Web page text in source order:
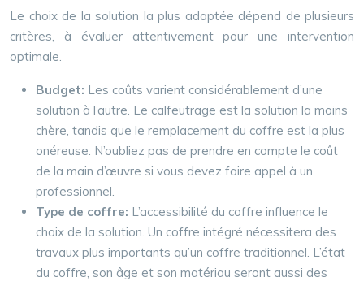
Le choix de la solution la plus adaptée dépend de plusieurs
critères, à évaluer attentivement pour une intervention
optimale.
Budget: Les coûts varient considérablement d’une
solution à l’autre. Le calfeutrage est la solution la moins
chère, tandis que le remplacement du coffre est la plus
onéreuse. N’oubliez pas de prendre en compte le coût
de la main d’œuvre si vous devez faire appel à un
professionnel.
Type de coffre: L’accessibilité du coffre influence le
choix de la solution. Un coffre intégré nécessitera des
travaux plus importants qu’un coffre traditionnel. L’état
du coffre, son âge et son matériau seront aussi des